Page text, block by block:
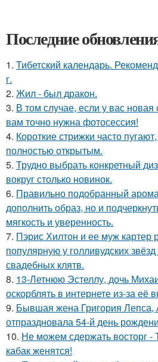
Последние
1. Тибетский календарь.
г.
2. Жил - был дракон.
3. В том случае, если у вас
вам точно нужна фотосессия!
4. Короткие стрижки часто
полностью открытым.
5. Трудно выбрать конкретный
вокруг столько новинок.
6. Правильно подобранный
дополнить образ, но и
мягкость и уверенность.
7. Пэрис Хилтон и ее муж картер
популярную у голливудских
свадебных клятв.
8. 13-Летнюю Эстеллу, дочь
оскорблять в интернете из-за её
9. Бывшая жена Григория
отпраздновала 54-й день
10. Не можем сдержать восторг -
кабак женятся!